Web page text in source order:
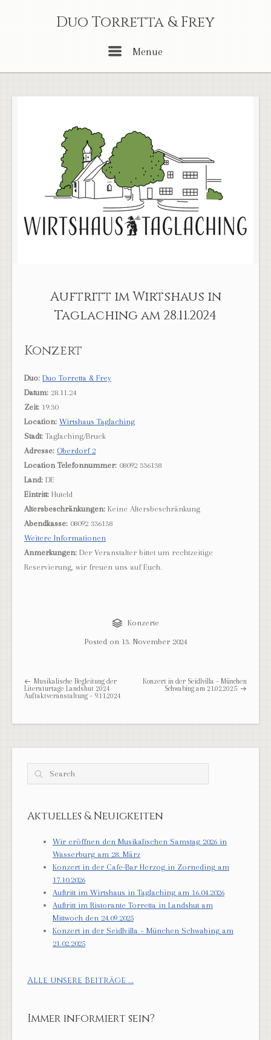
Duo Torretta & Frey
Menue
Auftritt im Wirtshaus in
Taglaching am 28.11.2024
Konzert
Duo: Duo Torretta & Frey
Datum: 28.11.24
Zeit: 19:30
Location: Wirtshaus Taglaching
Stadt: Taglaching/Bruck
Adresse: Oberdorf 2
Location Telefonnummer: 08092 336138
Land: DE
Eintritt: Huteld
Altersbeschränkungen: Keine Altersbeschränkung
Abendkasse: 08092 336138
Weitere Informationen
Anmerkungen: Der Veranstalter bittet um rechtzeitige
Reservierung, wir freuen uns auf Euch.
Konzerte
Posted on 13. November 2024
Post navigation
Musikalische Begleitung der
Literaturtage Landshut 2024
Auftaktveranstaltung – 9.11.2024
Konzert in der Seidlvilla – München
Schwabing am 21.02.2025
Search
Aktuelles & Neuigkeiten
Wir eröffnen den Musikalischen Samstag 2026 in
Wasserburg am 28. März
Konzert in der Cafe-Bar Herzog in Zorneding am
17.10.2026
Auftritt im Wirtshaus in Taglaching am 16.04.2026
Auftritt im Ristorante Torretta in Landshut am
Mittwoch den 24.09.2025
Konzert in der Seidlvilla – München Schwabing am
21.02.2025
Alle unsere Beiträge ...
Immer informiert sein?